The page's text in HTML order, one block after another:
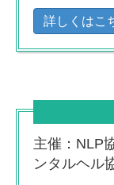
詳しくはこ
主催：NLP
ンタルヘル